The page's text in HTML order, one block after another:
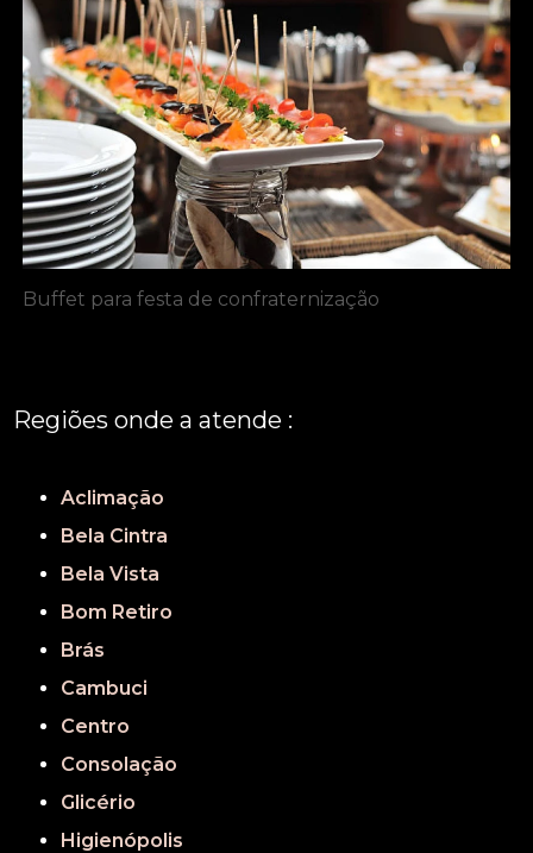
Buffet para festa de confraternização
Regiões onde a atende :
Aclimação
Bela Cintra
Bela Vista
Bom Retiro
Brás
Cambuci
Centro
Consolação
Glicério
Higienópolis